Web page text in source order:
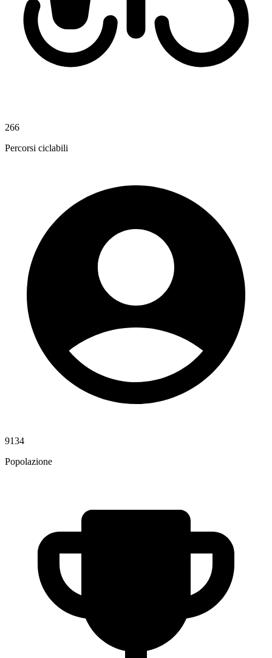
266
Percorsi ciclabili
9134
Popolazione